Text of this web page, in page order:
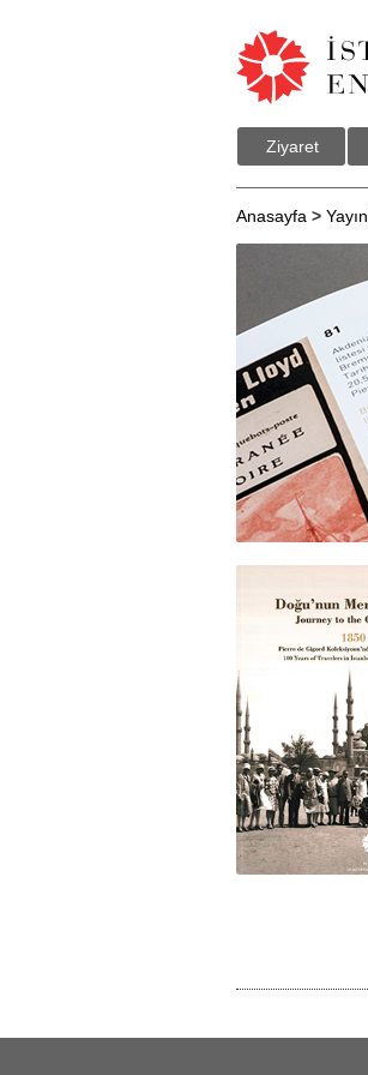
Ziyaret
Anasayfa >